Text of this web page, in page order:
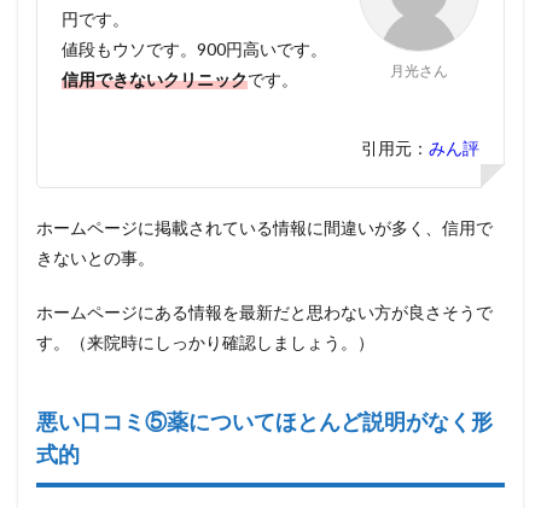
月光さん
円です。
値段もウソです。900円高いです。
信用できないクリニックです。
引用元： みん評
ホームページに掲載されている情報に間違いが多く、信用で
きないとの事。
ホームページにある情報を最新だと思わない方が良さそうで
す。（来院時にしっかり確認しましょう。）
悪い口コミ⑤薬についてほとんど説明がなく形
式的